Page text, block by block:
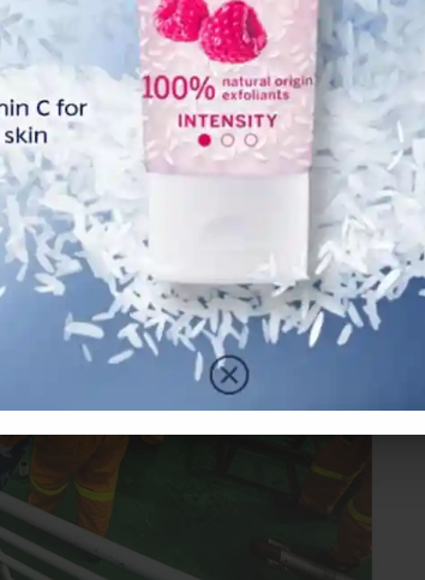
dimakan oleh manusia,” katanya kepada